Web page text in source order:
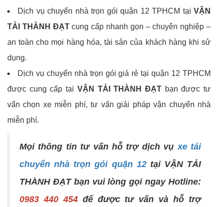
Dịch vụ chuyển nhà trọn gói quận 12 TPHCM tạiVẬN
TẢI THÀNH ĐẠTcung cấp nhanh gọn – chuyên nghiệp –
an toàn cho mọi hàng hóa, tài sản của khách hàng khi sử
dụng.
Dịch vụ chuyển nhà trọn gói giá rẻ tại quận 12 TPHCM
được cung cấp tại VẬN TẢI THÀNH ĐẠTbạn được tư
vấn chọn xe miễn phí, tư vấn giải pháp vận chuyển nhà
miễn phí.
Mọi thông tin tư vấn hỗ trợ dịch vụxe tải
chuyển nhà trọn gói quận 12tại VẬN TẢI
THÀNH ĐẠTbạn vui lòng gọi ngay Hotline:
0983 440 454để được tư vấn và hỗ trợ